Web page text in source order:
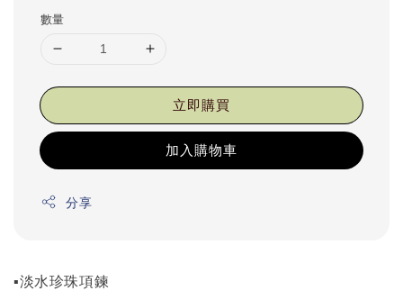
數量
立即購買
加入購物車
分享
▪︎淡水珍珠項鍊